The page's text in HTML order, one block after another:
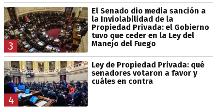
3
El Senado dio media sanción a
la Inviolabilidad de la
Propiedad Privada: el Gobierno
tuvo que ceder en la Ley del
Manejo del Fuego
4
Ley de Propiedad Privada: qué
senadores votaron a favor y
cuáles en contra